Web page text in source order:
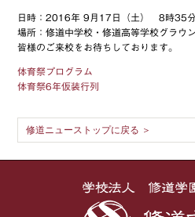
日時：2016年 9月17日（土） 8時35
場所：修道中学校・修道高等学校グラウ
皆様のご来校をお待ちしております。
体育祭プログラム
体育祭6年仮装行列
修道ニューストップに戻る ＞